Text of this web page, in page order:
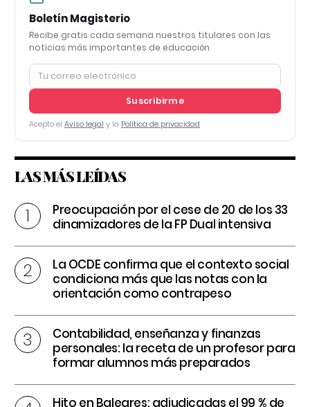
Boletín Magisterio
Recibe gratis cada semana nuestros titulares con las
noticias más importantes de educación
Suscribirme
Acepto el Aviso legal y la Política de privacidad
LAS MÁS LEÍDAS
Preocupación por el cese de 20 de los 33
dinamizadores de la FP Dual intensiva
La OCDE confirma que el contexto social
condiciona más que las notas con la
orientación como contrapeso
Contabilidad, enseñanza y finanzas
personales: la receta de un profesor para
formar alumnos más preparados
Hito en Baleares: adjudicadas el 99 % de